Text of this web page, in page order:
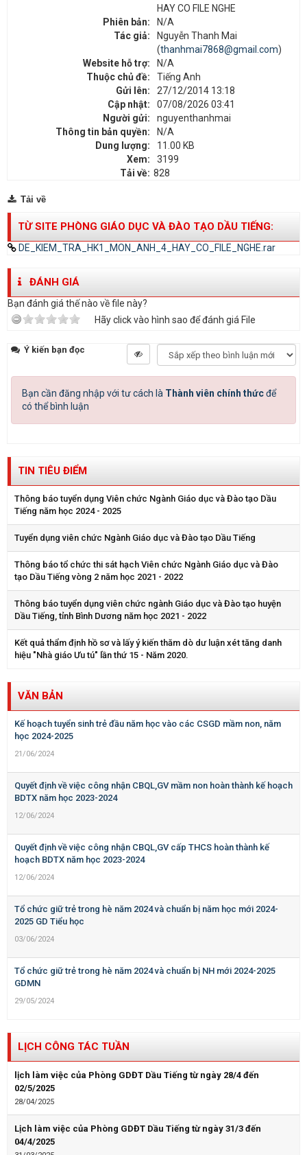
HAY CO FILE NGHE
Phiên bản:
N/A
Tác giả:
Nguyễn Thanh Mai
(thanhmai7868@gmail.com)
Website hỗ trợ:
N/A
Thuộc chủ đề:
Tiếng Anh
Gửi lên:
27/12/2014 13:18
Cập nhật:
07/08/2026 03:41
Người gửi:
nguyenthanhmai
Thông tin bản quyền:
N/A
Dung lượng:
11.00 KB
Xem:
3199
Tải về: 828
Tải về
TỪ SITE PHÒNG GIÁO DỤC VÀ ĐÀO TẠO DẦU TIẾNG:
DE_KIEM_TRA_HK1_MON_ANH_4_HAY_CO_FILE_NGHE.rar
ĐÁNH GIÁ
Bạn đánh giá thế nào về file này?
Hãy click vào hình sao để đánh giá File
Ý kiến bạn đọc
Bạn cần đăng nhập với tư cách là Thành viên chính thứcđể
có thể bình luận
TIN TIÊU ĐIỂM
Thông báo tuyển dụng Viên chức Ngành Giáo dục và Đào tạo Dầu
Tiếng năm học 2024 - 2025
Tuyển dụng viên chức Ngành Giáo dục và Đào tạo Dầu Tiếng
Thông báo tổ chức thi sát hạch Viên chức Ngành Giáo dục và Đào
tạo Dầu Tiếng vòng 2 năm học 2021 - 2022
Thông báo tuyển dụng viên chức ngành Giáo dục và Đào tạo huyện
Dầu Tiếng, tỉnh Bình Dương năm học 2021 - 2022
Kết quả thẩm định hồ sơ và lấy ý kiến thăm dò dư luận xét tăng danh
hiệu "Nhà giáo Ưu tú" lần thứ 15 - Năm 2020.
VĂN BẢN
Kế hoạch tuyển sinh trẻ đầu năm học vào các CSGD mầm non, năm
học 2024-2025
21/06/2024
Quyết định về việc công nhận CBQL,GV mầm non hoàn thành kế hoạch
BDTX năm học 2023-2024
12/06/2024
Quyết định về việc công nhận CBQL,GV cấp THCS hoàn thành kế
hoạch BDTX năm học 2023-2024
12/06/2024
Tổ chức giữ trẻ trong hè năm 2024 và chuẩn bị năm học mới 2024-
2025 GD Tiểu học
03/06/2024
Tổ chức giữ trẻ trong hè năm 2024 và chuẩn bị NH mới 2024-2025
GDMN
29/05/2024
LỊCH CÔNG TÁC TUẦN
lịch làm việc của Phòng GDĐT Dầu Tiếng từ ngày 28/4 đến
02/5/2025
28/04/2025
Lịch làm việc của Phòng GDĐT Dầu Tiếng từ ngày 31/3 đến
04/4/2025